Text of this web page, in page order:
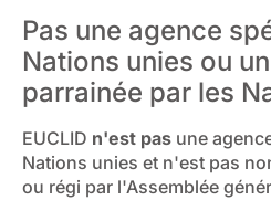
Pas une agence
Nations unies ou
parrainée par les
EUCLID n'est pas une
Nations unies et n'est pas
ou régi par l'Assemblée